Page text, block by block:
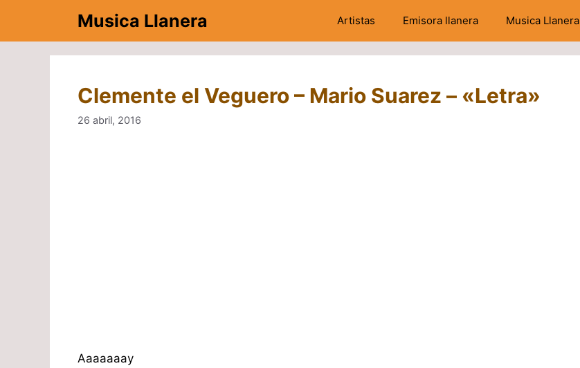
contenido
Musica Llanera Artistas Emisora llanera Musica Llanera
Clemente el Veguero – Mario Suarez – «Letra»
26 abril, 2016
Aaaaaaay